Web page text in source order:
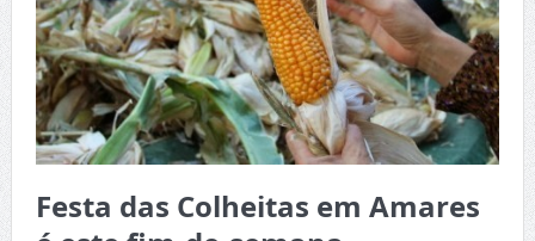
Festa das Colheitas em Amares